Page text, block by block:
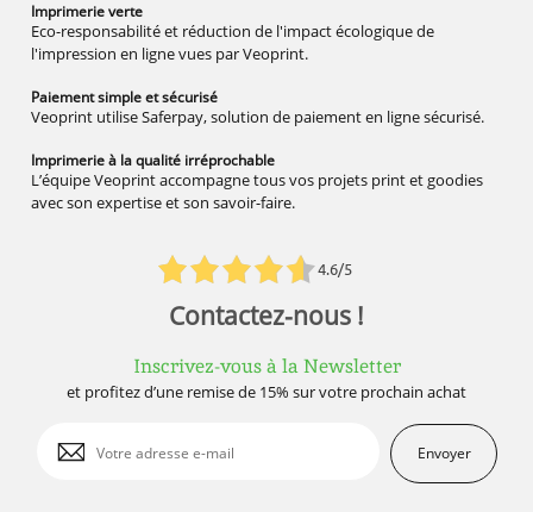
4.6/5
Imprimerieverte
Eco-responsabilité et réduction de l'impact écologique de
l'impression en ligne vues par Veoprint.
Paiement simpleet sécurisé
Veoprint utilise Saferpay, solution de paiement en ligne sécurisé.
Imprimerie à la qualité irréprochable
L’équipe Veoprint accompagne tous vos projets print et goodies
avec son expertise et son savoir-faire.
Contactez-nous !
Inscrivez-vous à la Newsletter
et profitez d’une remise de 15% sur votre prochain achat
Envoyer